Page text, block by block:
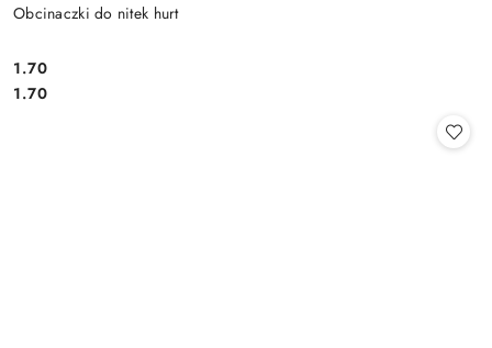
Obcinaczki do nitek hurt
Cena:
1.70
Cena:
1.70